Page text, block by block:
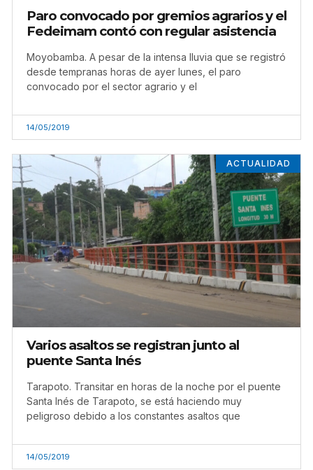
Paro convocado por gremios agrarios y el
Fedeimam contó con regular asistencia
Moyobamba. A pesar de la intensa lluvia que se registró
desde tempranas horas de ayer lunes, el paro
convocado por el sector agrario y el
14/05/2019
ACTUALIDAD
Varios asaltos se registran junto al
puente Santa Inés
Tarapoto. Transitar en horas de la noche por el puente
Santa Inés de Tarapoto, se está haciendo muy
peligroso debido a los constantes asaltos que
14/05/2019